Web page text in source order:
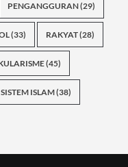
PENGANGGURAN(29)
(33) RAKYAT(28)
(45)
SISTEM ISLAM(38)